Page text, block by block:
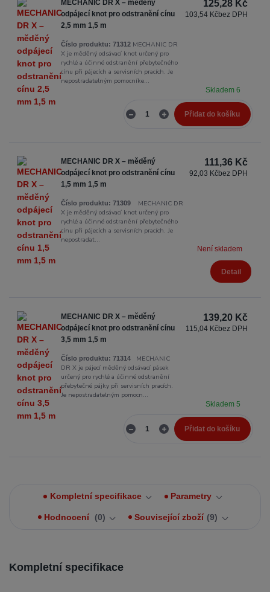
MECHANIC DR X – měděný
odpájecí knot pro odstranění cínu
2,5 mm 1,5 m
Číslo produktu: 71312MECHANIC DR
X je měděný odsávací knot určený pro
rychlé a účinné odstranění přebytečného
cínu při pájecích a servisních pracích. Je
nepostradatelným pomocníke...
125,28 Kč
103,54 Kčbez DPH
Skladem 6
Přidat do košíku
MECHANIC DR X – měděný
odpájecí knot pro odstranění cínu
1,5 mm 1,5 m
Číslo produktu: 71309MECHANIC DR
X je měděný odsávací knot určený pro
rychlé a účinné odstranění přebytečného
cínu při pájecích a servisních pracích. Je
nepostradat...
111,36 Kč
92,03 Kčbez DPH
Není skladem
Detail
MECHANIC DR X – měděný
odpájecí knot pro odstranění cínu
3,5 mm 1,5 m
Číslo produktu: 71314MECHANIC
DR X je pájecí měděný odsávací pásek
určený pro rychlé a účinné odstranění
přebytečné pájky při servisních pracích.
Je nepostradatelným pomocn...
139,20 Kč
115,04 Kčbez DPH
Skladem 5
Přidat do košíku
Kompletní specifikace Parametry
Hodnocení 0 Související zboží 9
Kompletní specifikace